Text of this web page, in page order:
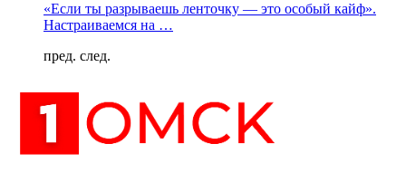
«Если ты разрываешь ленточку — это особый кайф».
Настраиваемся на …
пред. след.